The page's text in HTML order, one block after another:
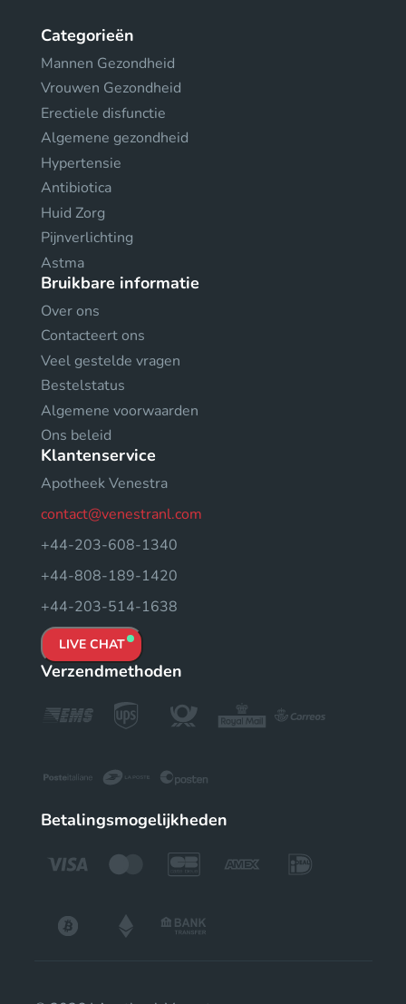
Categorieën
Mannen Gezondheid
Vrouwen Gezondheid
Erectiele disfunctie
Algemene gezondheid
Hypertensie
Antibiotica
Huid Zorg
Pijnverlichting
Astma
Bruikbare informatie
Over ons
Contacteert ons
Veel gestelde vragen
Bestelstatus
Algemene voorwaarden
Ons beleid
Klantenservice
Apotheek Venestra
contact@venestranl.com
+44-203-608-1340
+44-808-189-1420
+44-203-514-1638
LIVE CHAT
Verzendmethoden
Betalingsmogelijkheden